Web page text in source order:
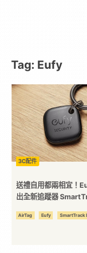
漫
二
次
元
｜
3C
Tag: Eufy
3C配件
送禮自用都兩相宜！
出全新追蹤器
AirTag Eufy SmartTrack